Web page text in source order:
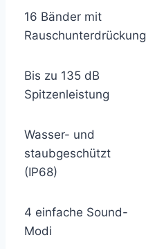
16 Bänder mit
Rauschunterdrückung
Bis zu 135 dB
Spitzenleistung
Wasser- und
staubgeschützt
(IP68)
4 einfache Sound-
Modi